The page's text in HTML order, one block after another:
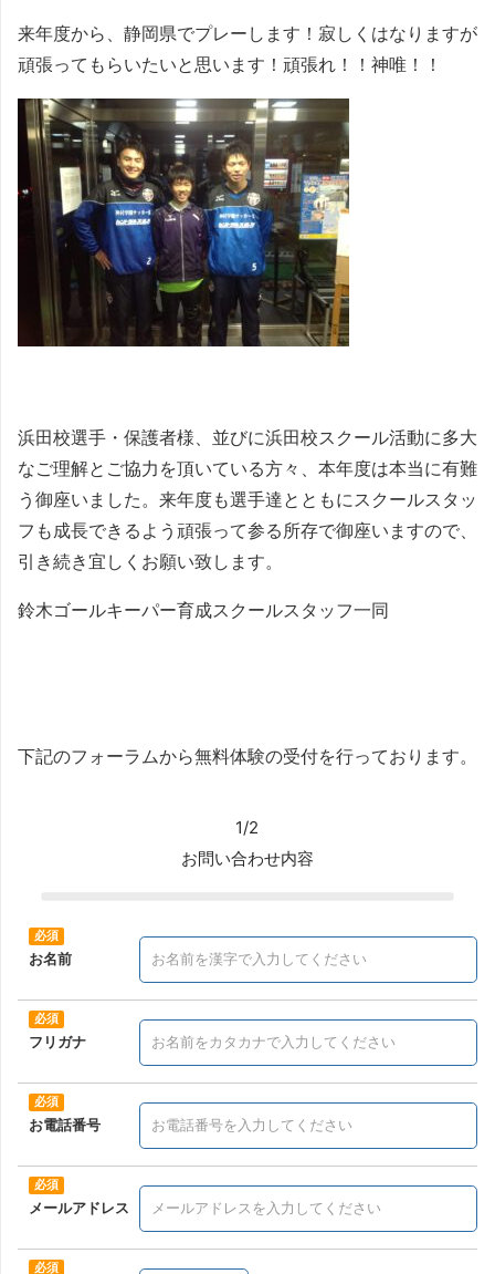
来年度から、静岡県でプレーします！寂しくはなりますが
頑張ってもらいたいと思います！頑張れ！！神唯！！
浜田校選手・保護者様、並びに浜田校スクール活動に多大
なご理解とご協力を頂いている方々、本年度は本当に有難
う御座いました。来年度も選手達とともにスクールスタッ
フも成長できるよう頑張って参る所存で御座いますので、
引き続き宜しくお願い致します。
鈴木ゴールキーパー育成スクールスタッフ一同
下記のフォーラムから無料体験の受付を行っております。
1/2
お問い合わせ内容
お名前
フリガナ
お電話番号
メールアドレス